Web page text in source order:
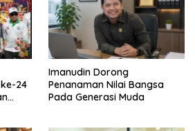
24
Imanudin Dorong
Penanaman Nilai Bangsa
Pada Generasi Muda